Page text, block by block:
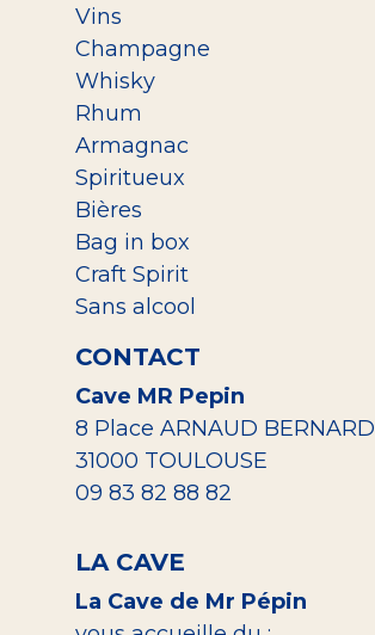
Vins
Champagne
Whisky
Rhum
Armagnac
Spiritueux
Bières
Bag in box
Craft Spirit
Sans alcool
CONTACT
Cave MR Pepin
8 Place ARNAUD BERNARD
31000 TOULOUSE
09 83 82 88 82
LA CAVE
La Cave de Mr Pépin